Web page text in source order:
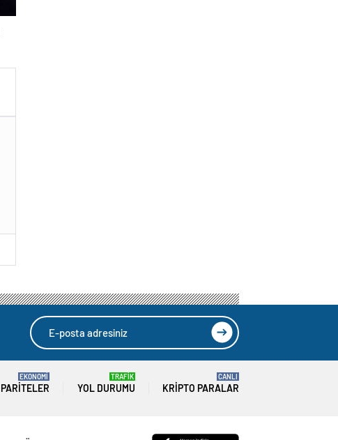
PARITELER
EKONOMİ
YOL DURUMU
TRAFİK
KRIPTO PARALAR
CANLI